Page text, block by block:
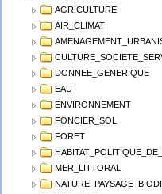
AGRICULTURE
AIR_CLIMAT
DONNEE_GENERIQUE
EAU
ENVIRONNEMENT
FONCIER_SOL
FORET
MER_LITTORAL